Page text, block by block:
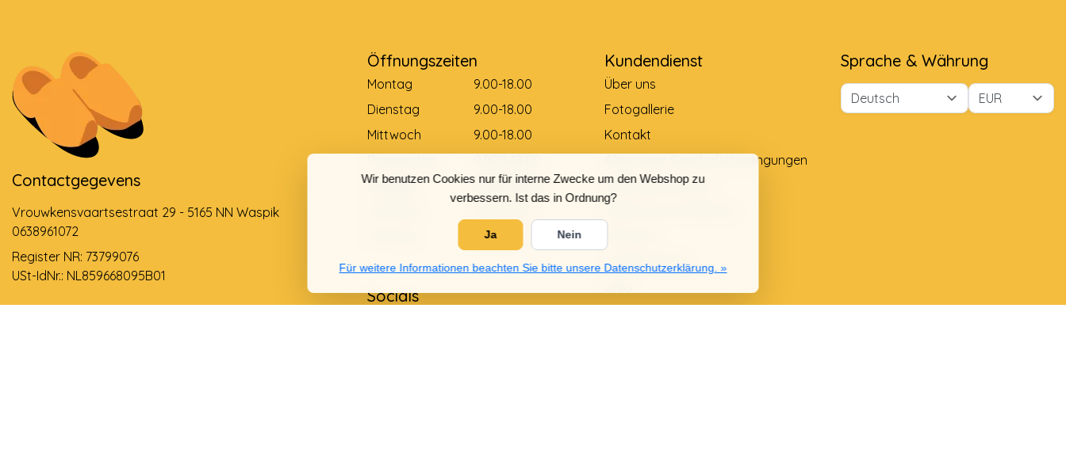
Wir benutzen Cookies nur für interne Zwecke um den Webshop zu
verbessern. Ist das in Ordnung?
Ja Nein
Für weitere Informationen beachten Sie bitte unsere Datenschutzerklärung. »
Contactgegevens
Vrouwkensvaartsestraat 29 - 5165 NN Waspik
0638961072
Register NR: 73799076
USt-IdNr.: NL859668095B01
Öffnungszeiten
Montag
9.00-18.00
Dienstag
9.00-18.00
Mittwoch
9.00-18.00
Freitag
0.900-18.00
Gesloten
Socials
Kundendienst
Über uns
Fotogallerie
Kontakt
Allgemeine Geschäftsbedingungen
Zahlungsmethode
Größentabelle
Sprache & Währung